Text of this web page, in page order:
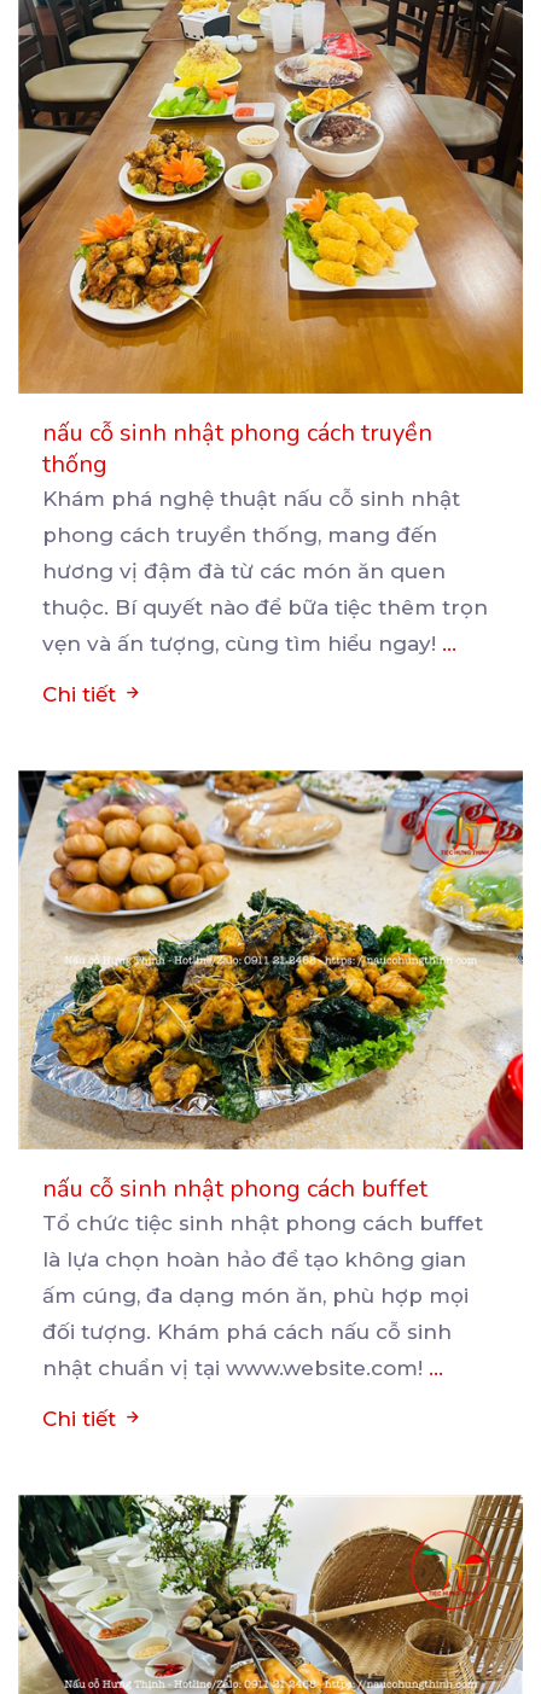
nấu cỗ sinh nhật phong cách truyền
thống
Khám phá nghệ thuật nấu cỗ sinh nhật
phong cách truyền thống, mang đến
hương vị đậm đà từ các món ăn quen
thuộc. Bí quyết nào để bữa tiệc thêm trọn
vẹn và ấn tượng, cùng tìm hiểu ngay! ...
Chi tiết
nấu cỗ sinh nhật phong cách buffet
Tổ chức tiệc sinh nhật phong cách buffet
là lựa chọn hoàn hảo để tạo không gian
ấm cúng, đa dạng món ăn, phù hợp mọi
đối tượng. Khám phá cách nấu cỗ sinh
nhật chuẩn vị tại www.website.com! ...
Chi tiết